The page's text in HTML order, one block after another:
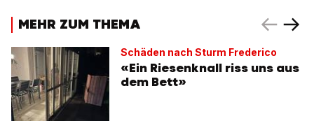
MEHR ZUM THEMA
Schäden nach Sturm Frederico
«Ein Riesenknall riss uns aus
dem Bett»